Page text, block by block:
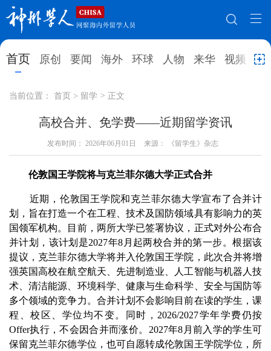
首页 原创 要闻 海外 环球 人物 来华 视频 教
网站地图
首页 原创
环球 人物 来华 视频
教育 就业创业 合作办学 直播访谈
留学 人才 学术
综合 深度 专题 实用信息
招聘信息 更多数据
当前位置： 首页 > 留学 > 正文
高校合并、免学费——近期留学资讯
发布时间： 2026年06月01日 来源： 《留学生》杂志
伦敦国王学院将与克兰菲尔德大学正式合并
近期，伦敦国王学院和克兰菲尔德大学宣布了合并计
划，旨在打造一个在工程、技术及国防领域具有影响力的英
国领军机构。目前，两所大学已签署协议，正式对外公布合
并计划，该计划是2027年8月起两校合并的第一步。根据该
提议，克兰菲尔德大学将并入伦敦国王学院，此次合并将增
强英国高校在航空航天、先进制造业、人工智能与机器人技
术、清洁能源、环境科学、健康与生命科学、安全与国防等
多个领域的竞争力。合并计划不会影响目前在读的学生，课
程、校区、学位均不变。同时，2026/2027学年学费仍按
Offer执行，不会因合并而涨价。2027年8月前入学的学生可
保留克兰菲尔德学位，也可自愿转成伦敦国王学院学位，所